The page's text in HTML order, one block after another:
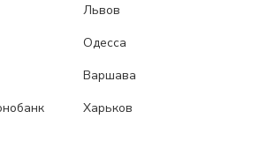
Львов
Одесса
Варшава
Харьков